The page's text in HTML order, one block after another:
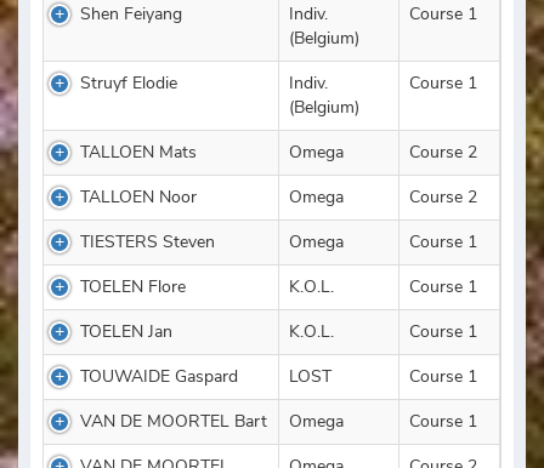
Shen Feiyang
Indiv.
(Belgium)
Course 1
Struyf Elodie
Indiv.
(Belgium)
Course 1
TALLOEN Mats Omega
Course 2
TALLOEN Noor
Omega
Course 2
TIESTERS Steven
Omega
Course 1
TOELEN Flore
K.O.L.
Course 1
TOELEN Jan
K.O.L.
Course 1
TOUWAIDE Gaspard
LOST
Course 1
VAN DE MOORTEL Bart
Omega
Course 1